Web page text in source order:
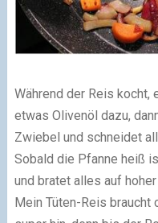
Während der Reis kocht,
etwas Olivenöl dazu,
Zwiebel und schneidet
Sobald die Pfanne heiß
und bratet alles auf
Mein Tüten-Reis braucht